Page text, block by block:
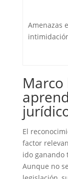
Amenazas e
Marco
El
factor
ido ganando
Aunque no